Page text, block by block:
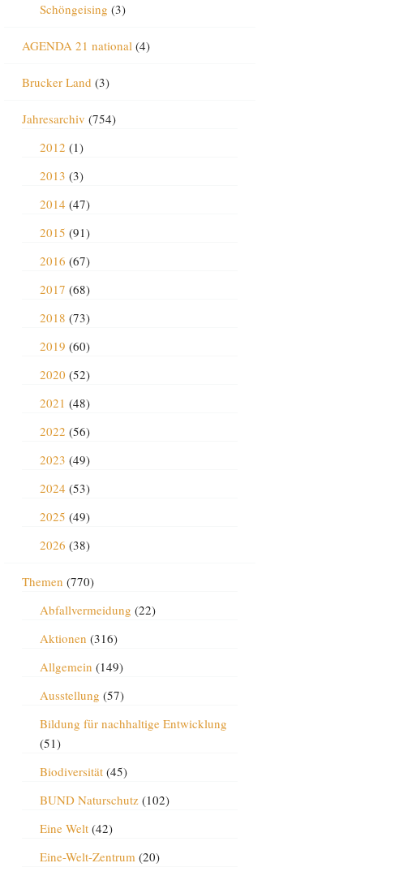
Schöngeising (3)
AGENDA 21 national(4)
Brucker Land (3)
Jahresarchiv (754)
2012 (1)
2013 (3)
2014 (47)
2015 (91)
2016 (67)
2017 (68)
2018 (73)
2019 (60)
2020 (52)
2021 (48)
2022 (56)
2023 (49)
2024 (53)
2025 (49)
2026 (38)
Themen (770)
Abfallvermeidung (22)
Aktionen (316)
Allgemein (149)
Ausstellung (57)
Bildung für nachhaltige Entwicklung
(51)
Biodiversität(45)
BUND Naturschutz(102)
Eine Welt(42)
Eine-Welt-Zentrum(20)